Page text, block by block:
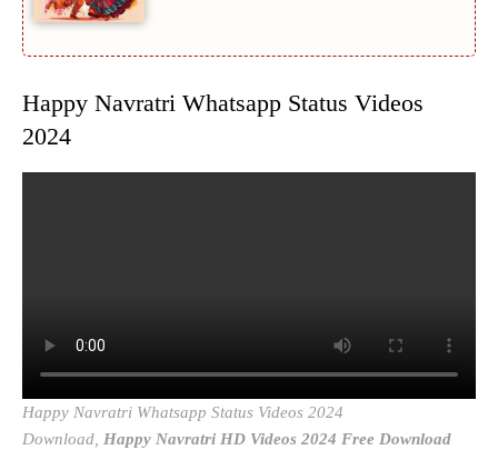
Happy Navratri Whatsapp Status Videos
2024
Happy Navratri Whatsapp Status Videos 2024
Download, Happy Navratri HD Videos 2024 Free Download